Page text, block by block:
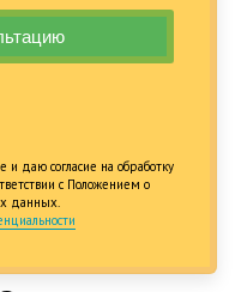
даю согласие на обработку
с Положением о
данных.